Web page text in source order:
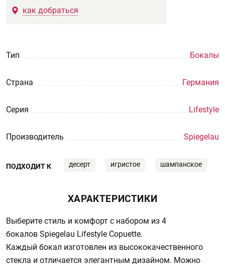
как добраться
Тип Бокалы
Страна Германия
Серия Lifestyle
Производитель Spiegelau
ПОДХОДИТ К десерт игристое шампанское
ХАРАКТЕРИСТИКИ
Выберите стиль и комфорт с набором из 4
бокалов Spiegelau Lifestyle Copuette.
Каждый бокал изготовлен из высококачественного
стекла и отличается элегантным дизайном. Можно